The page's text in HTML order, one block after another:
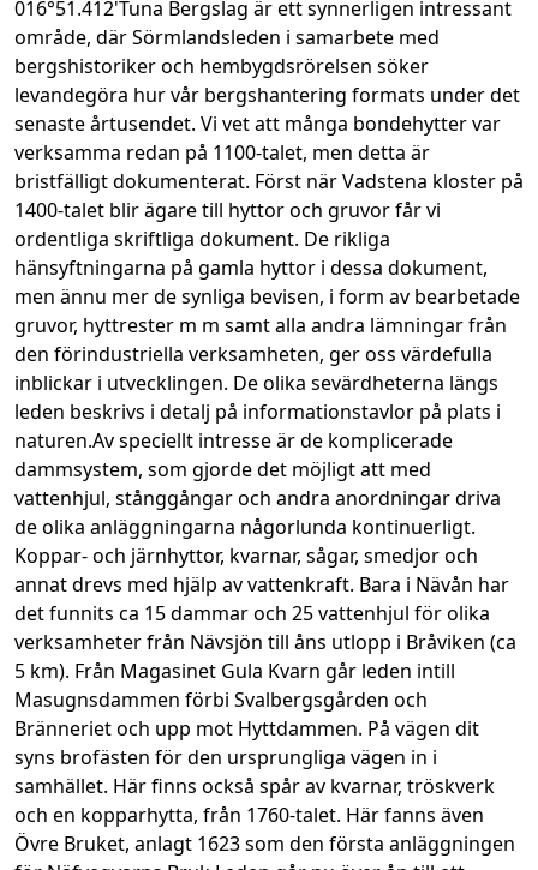
016°51.412'Tuna Bergslag är ett synnerligen intressant
område, där Sörmlandsleden i samarbete med
bergshistoriker och hembygdsrörelsen söker
levandegöra hur vår bergshantering formats under det
senaste årtusendet. Vi vet att många bondehytter var
verksamma redan på 1100-talet, men detta är
bristfälligt dokumenterat. Först när Vadstena kloster på
1400-talet blir ägare till hyttor och gruvor får vi
ordentliga skriftliga dokument. De rikliga
hänsyftningarna på gamla hyttor i dessa dokument,
men ännu mer de synliga bevisen, i form av bearbetade
gruvor, hyttrester m m samt alla andra lämningar från
den förindustriella verksamheten, ger oss värdefulla
inblickar i utvecklingen. De olika sevärdheterna längs
leden beskrivs i detalj på informationstavlor på plats i
naturen.Av speciellt intresse är de komplicerade
dammsystem, som gjorde det möjligt att med
vattenhjul, stånggångar och andra anordningar driva
de olika anläggningarna någorlunda kontinuerligt.
Koppar- och järnhyttor, kvarnar, sågar, smedjor och
annat drevs med hjälp av vattenkraft. Bara i Nävån har
det funnits ca 15 dammar och 25 vattenhjul för olika
verksamheter från Nävsjön till åns utlopp i Bråviken (ca
5 km). Från Magasinet Gula Kvarn går leden intill
Masugnsdammen förbi Svalbergsgården och
Bränneriet och upp mot Hyttdammen. På vägen dit
syns brofästen för den ursprungliga vägen in i
samhället. Här finns också spår av kvarnar, tröskverk
och en kopparhytta, från 1760-talet. Här fanns även
Övre Bruket, anlagt 1623 som den första anläggningen